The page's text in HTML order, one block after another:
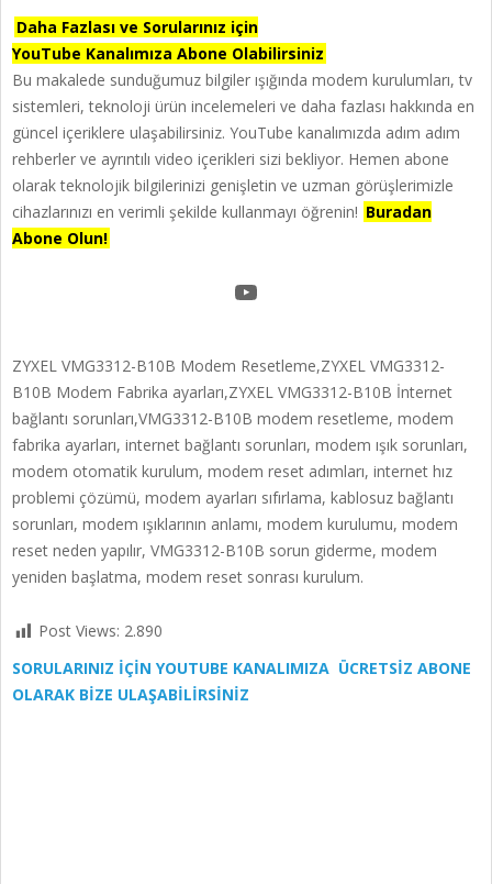
Daha Fazlası ve Sorularınız için
YouTube Kanalımıza Abone Olabilirsiniz
Bu makalede sunduğumuz bilgiler ışığında modem kurulumları, tv
sistemleri, teknoloji ürün incelemeleri ve daha fazlası hakkında en
güncel içeriklere ulaşabilirsiniz. YouTube kanalımızda adım adım
rehberler ve ayrıntılı video içerikleri sizi bekliyor. Hemen abone
olarak teknolojik bilgilerinizi genişletin ve uzman görüşlerimizle
cihazlarınızı en verimli şekilde kullanmayı öğrenin! Buradan
Abone Olun!
YouTube
ZYXEL VMG3312-B10B Modem Resetleme,ZYXEL VMG3312-
B10B Modem Fabrika ayarları,ZYXEL VMG3312-B10B İnternet
bağlantı sorunları,VMG3312-B10B modem resetleme, modem
fabrika ayarları, internet bağlantı sorunları, modem ışık sorunları,
modem otomatik kurulum, modem reset adımları, internet hız
problemi çözümü, modem ayarları sıfırlama, kablosuz bağlantı
sorunları, modem ışıklarının anlamı, modem kurulumu, modem
reset neden yapılır, VMG3312-B10B sorun giderme, modem
yeniden başlatma, modem reset sonrası kurulum.
Post Views: 2.890
SORULARINIZ İÇİN YOUTUBE KANALIMIZA ÜCRETSİZ ABONE
OLARAK BİZE ULAŞABİLİRSİNİZ